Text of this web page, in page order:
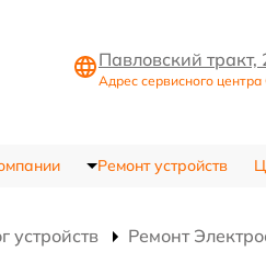
Павловский тракт,
Адрес сервисного центра
Ремонт устройств
устройств Ремонт